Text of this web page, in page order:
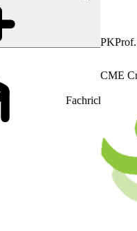
Fachrichtung
CME
PK